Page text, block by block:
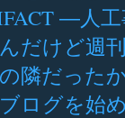
―人
だけど週
隣だった
ログを始